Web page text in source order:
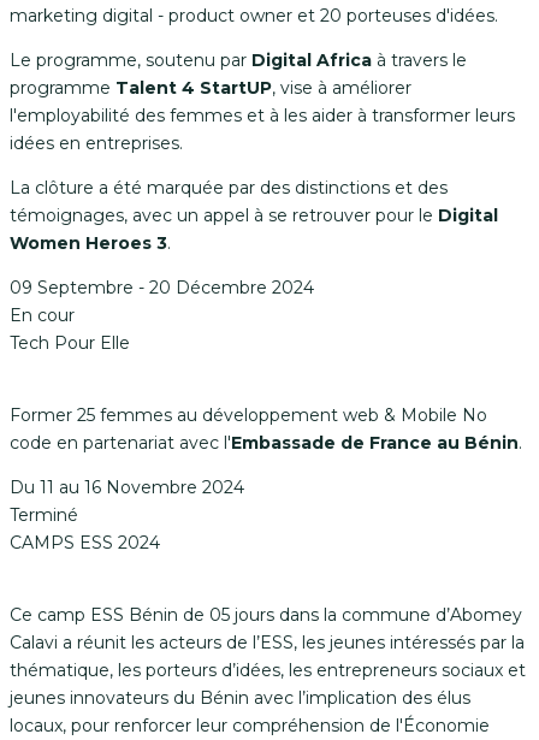
marketing digital - product owner et 20 porteuses d'idées.
Le programme, soutenu par Digital Africa à travers le
programme Talent 4 StartUP, vise à améliorer
l'employabilité des femmes et à les aider à transformer leurs
idées en entreprises.
La clôture a été marquée par des distinctions et des
témoignages, avec un appel à se retrouver pour le Digital
Women Heroes 3.
09 Septembre - 20 Décembre 2024
En cour
Tech Pour Elle
Former 25 femmes au développement web & Mobile No
code en partenariat avec l'Embassade de France au Bénin.
Du 11 au 16 Novembre 2024
Terminé
CAMPS ESS 2024
Ce camp ESS Bénin de 05 jours dans la commune d’Abomey
Calavi a réunit les acteurs de l’ESS, les jeunes intéressés par la
thématique, les porteurs d’idées, les entrepreneurs sociaux et
jeunes innovateurs du Bénin avec l’implication des élus
locaux, pour renforcer leur compréhension de l'Économie